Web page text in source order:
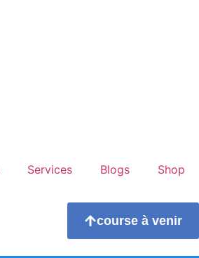
Services Blogs Shop
course à venir